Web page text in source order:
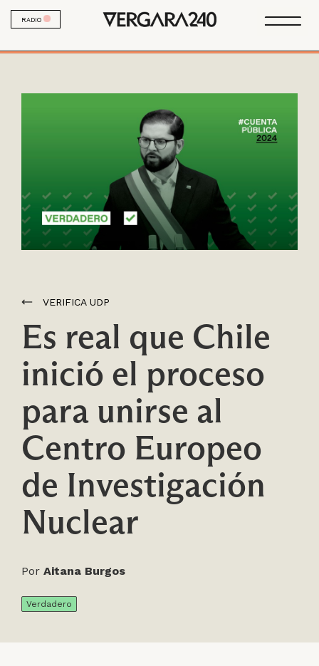
RADIO
VERIFICA UDP
Es real que Chile
inició el proceso
para unirse al
Centro Europeo
de Investigación
Nuclear
Por Aitana Burgos
Verdadero